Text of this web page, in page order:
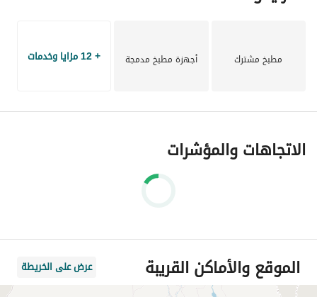
مطبخ مشترك أجهزة مطبخ مدمجة + 12 مزايا وخدمات
الاتجاهات والمؤشرات
الموقع والأماكن القريبة عرض على الخريطة